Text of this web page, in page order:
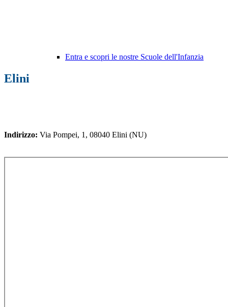
Entra e scopri le nostre Scuole dell'Infanzia
Elini
Indirizzo: Via Pompei, 1, 08040 Elini (NU)